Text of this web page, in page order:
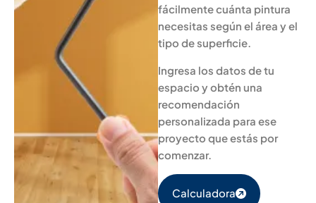
fácilmente cuánta pintura
necesitas según el área y el
tipo de superficie.
Ingresa los datos de tu
espacio y obtén una
recomendación
personalizada para ese
proyecto que estás por
comenzar.
Calculadora